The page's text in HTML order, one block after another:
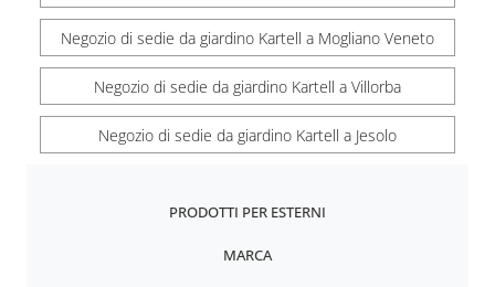
Negozio di sedie da giardino Kartell a Mogliano Veneto
Negozio di sedie da giardino Kartell a Villorba
Negozio di sedie da giardino Kartell a Jesolo
PRODOTTI PER ESTERNI
MARCA